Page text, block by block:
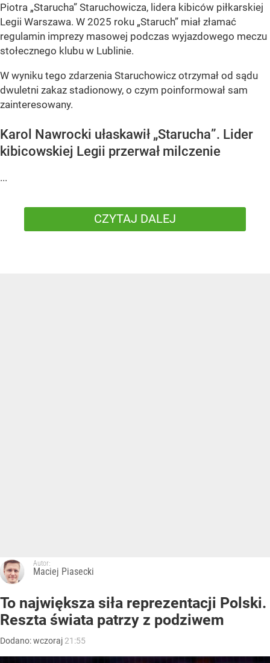
Piotra „Starucha” Staruchowicza, lidera kibiców piłkarskiej
Legii Warszawa. W 2025 roku „Staruch” miał złamać
regulamin imprezy masowej podczas wyjazdowego meczu
stołecznego klubu w Lublinie.
W wyniku tego zdarzenia Staruchowicz otrzymał od sądu
dwuletni zakaz stadionowy, o czym poinformował sam
zainteresowany.
Karol Nawrocki ułaskawił „Starucha”. Lider
kibicowskiej Legii przerwał milczenie
...
CZYTAJ DALEJ
Autor:
Maciej Piasecki
To największa siła reprezentacji Polski.
Reszta świata patrzy z podziwem
Dodano:wczoraj 21:55